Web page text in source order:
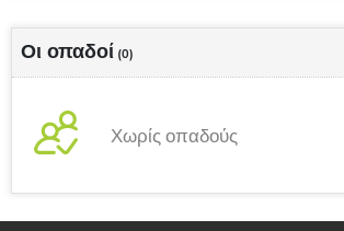
Οι οπαδοί (0)
Χωρίς οπαδούς